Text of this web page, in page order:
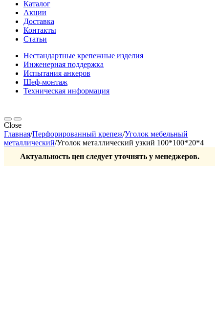
Каталог
Акции
Доставка
Контакты
Статьи
Нестандартные крепежные изделия
Инженерная поддержка
Испытания анкеров
Шеф-монтаж
Техническая информация
Close
Главная/Перфорированный крепеж/Уголок мебельный
металлический/Уголок металлический узкий 100*100*20*4
Актуальность цен следует уточнять у менеджеров.